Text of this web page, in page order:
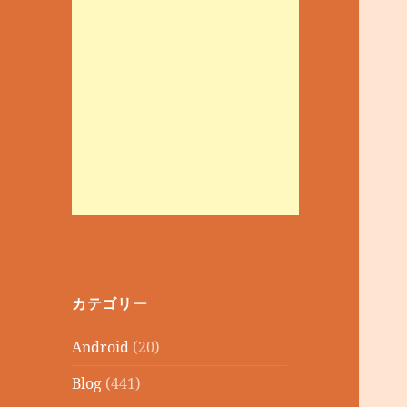
カテゴリー
Android (20)
Blog (441)